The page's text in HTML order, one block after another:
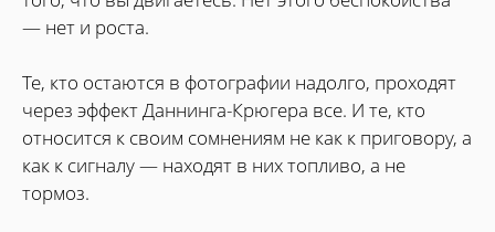
— нет и роста.
Те, кто остаются в фотографии надолго, проходят
через эффект Даннинга-Крюгера все. И те, кто
относится к своим сомнениям не как к приговору, а
как к сигналу — находят в них топливо, а не
тормоз.